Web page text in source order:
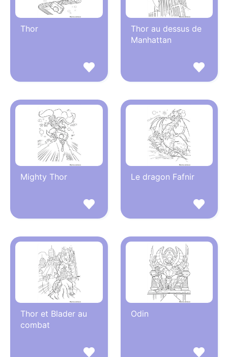
Thor
Thor au dessus de
Manhattan
Mighty Thor Le dragon Fafnir
Thor et Blader au
combat
Odin